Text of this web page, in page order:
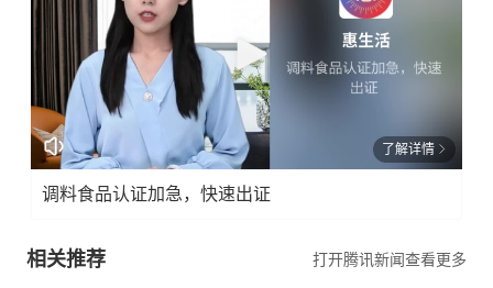
了解详情
调料食品认证加急，快速出证
相关推荐 打开腾讯新闻查看更多